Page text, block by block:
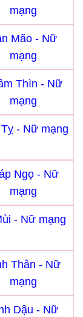
mạng
Mão - Nữ
mạng
Thìn - Nữ
mạng
- Nữ mạng
Ngọ - Nữ
mạng
- Nữ mạng
Thân - Nữ
mạng
Dậu - Nữ